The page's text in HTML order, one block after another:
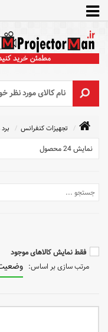
تجهیزات کنفرانس
نمایش 24 محصول
فقط نمایش کالاهای موجود